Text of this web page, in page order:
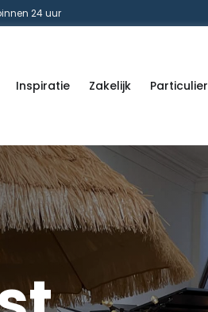
24 uur
Inspiratie Zakelijk Particulier